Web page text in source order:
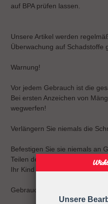
auf BPA prüfen lassen.
Unsere Artikel werden
Überwachung auf Schadstoffe
Warnung!
Vor jedem Gebrauch ist die
Bei ersten Anzeichen von
wegwerfen!
Verlängern Sie niemals die
Befestigen Sie sie niemals an
Teilen der Kleidung.
Ihr Kind kann sich
Gebrauchsanweisung
Unsere